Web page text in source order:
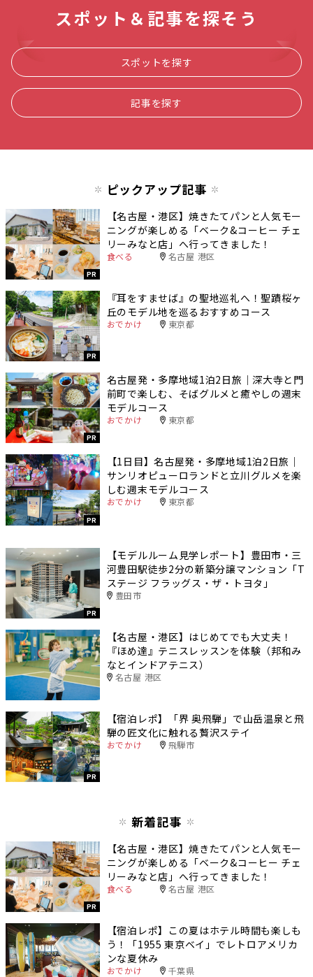
スポット＆記事を探そう
スポットを探す
記事を探す
ピックアップ記事
PR
【名古屋・港区】焼きたてパンと人気モー
ニングが楽しめる「ベーク&コーヒー チェ
リーみなと店」へ行ってきました！
食べる 名古屋 港区
PR
『耳をすませば』の聖地巡礼へ！聖蹟桜ヶ
丘のモデル地を巡るおすすめコース
おでかけ 東京都
PR
名古屋発・多摩地域1泊2日旅｜深大寺と門
前町で楽しむ、そばグルメと癒やしの週末
モデルコース
おでかけ 東京都
PR
【1日目】名古屋発・多摩地域1泊2日旅｜
サンリオピューロランドと立川グルメを楽
しむ週末モデルコース
おでかけ 東京都
PR
【モデルルーム見学レポート】豊田市・三
河豊田駅徒歩2分の新築分譲マンション「T
ステージ フラッグス・ザ・トヨタ」
豊田市
【名古屋・港区】はじめてでも大丈夫！
『ほめ達』テニスレッスンを体験（邦和み
なとインドアテニス）
名古屋 港区
PR
【宿泊レポ】「界 奥飛騨」で山岳温泉と飛
騨の匠文化に触れる贅沢ステイ
おでかけ 飛騨市
新着記事
PR
【名古屋・港区】焼きたてパンと人気モー
ニングが楽しめる「ベーク&コーヒー チェ
リーみなと店」へ行ってきました！
食べる 名古屋 港区
【宿泊レポ】この夏はホテル時間も楽しも
う！「1955 東京ベイ」でレトロアメリカ
ンな夏休み
おでかけ 千葉県